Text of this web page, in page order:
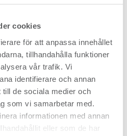
cookies
för att anpassa innehållet
tillhandahålla funktioner
vår trafik. Vi
identifierare och annan
till de sociala medier och
som vi samarbetar med.
informationen med annan
eller som de har
and the remaining volume
Europe.